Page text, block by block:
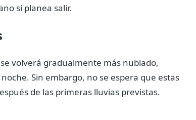
si planea salir.
se volverá gradualmente más nublado,
Sin embargo, no se espera que estas
de las primeras lluvias previstas.